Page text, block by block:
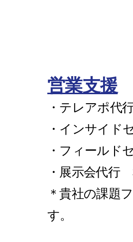
営業支援
・テレアポ代
・インサイド
・フィールド
・展示会代行
＊貴社の課題
す。